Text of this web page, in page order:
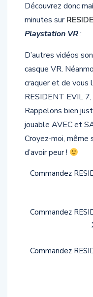
Découvrez donc
minutes sur
Playstation VR:
D’autres vidéos
casque VR.
craquer et de vous
RESIDENT EVIL 7,
Rappelons bien
jouable AVEC et
Croyez-moi, même
d’avoir peur !
Commandez
Commandez
Commandez